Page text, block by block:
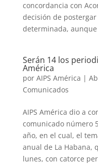
concordancia con
decisión de
determinada, aunque
Serán 14 los
América
por AIPS América |
Comunicados
AIPS América dio a
comunicado número
año, en el cual, el
anual de La Habana,
lunes, con catorce